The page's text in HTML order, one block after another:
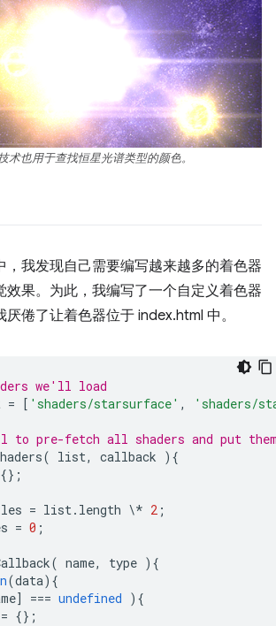
术也用于查找恒星光谱类型的颜色。
，我发现自己需要编写越来越多的着色器
效果。为此，我编写了一个自定义着色器
倦了让着色器位于 index.html 中。
we'll load
= [ 'shaders/starsurface' , 'shaders/
pre-fetch all shaders and put
( list, callback ){
{};
= list. length \* 2 ;
= 0 ;
( name, type ){
(data){
] === undefined ){
= {};